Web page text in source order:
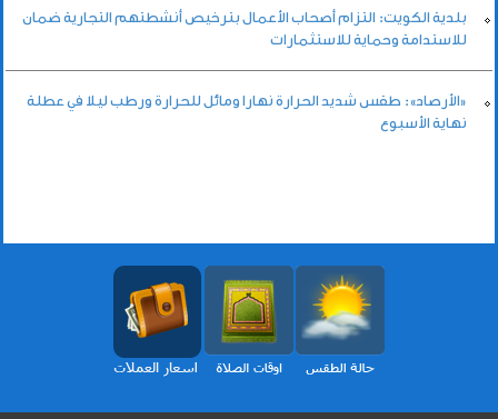
بلدية الكويت: التزام أصحاب الأعمال بترخيص أنشطتهم التجارية ضمان
للاستدامة وحماية للاستثمارات
«الأرصاد»: طقس شديد الحرارة نهارا ومائل للحرارة ورطب ليلا في عطلة
نهاية الأسبوع